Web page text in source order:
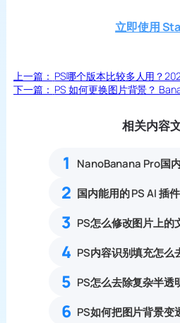
立即使用
上一篇： PS哪个版本比较多人用？
下一篇： PS 如何更换图片背景？
相关内容
1
2
3
4
5
6